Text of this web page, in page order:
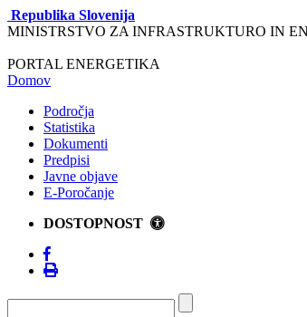
Republika Slovenija
MINISTRSTVO ZA INFRASTRUKTURO IN
PORTAL ENERGETIKA
Domov
Področja
Statistika
Dokumenti
Predpisi
Javne objave
E-Poročanje
DOSTOPNOST